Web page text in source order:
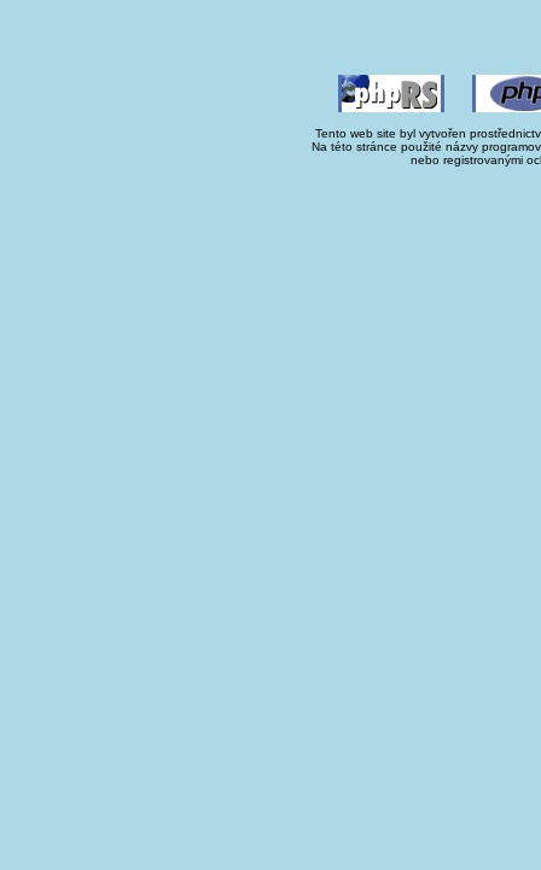
Tento web site byl vytvořen
Na této stránce použité názvy
nebo registrovanými